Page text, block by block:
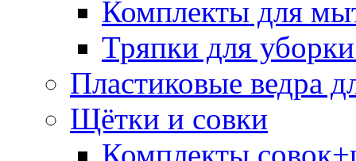
Комплекты для
Тряпки для
Пластиковые ведра
Щётки и совки
Комплекты